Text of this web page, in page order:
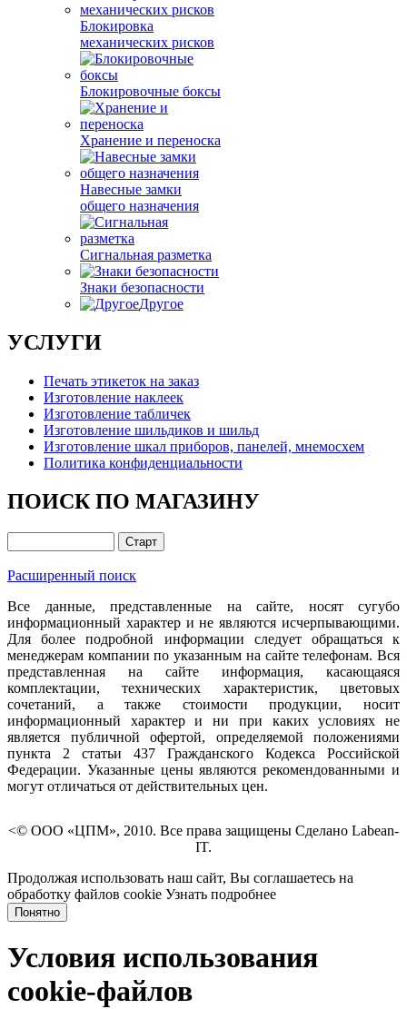
Блокировка
механических рисков
Блокировочные боксы
Хранение и переноска
Навесные замки
общего назначения
Сигнальная разметка
Знаки безопасности
Другое
УСЛУГИ
Печать этикеток на заказ
Изготовление наклеек
Изготовление табличек
Изготовление шильдиков и шильд
Изготовление шкал приборов, панелей, мнемосхем
Политика конфиденциальности
ПОИСК ПО МАГАЗИНУ
Расширенный поиск
Все данные, представленные на сайте, носят сугубо
информационный характер и не являются исчерпывающими.
Для более подробной информации следует обращаться к
менеджерам компании по указанным на сайте телефонам. Вся
представленная на сайте информация, касающаяся
комплектации, технических характеристик, цветовых
сочетаний, а также стоимости продукции, носит
информационный характер и ни при каких условиях не
является публичной офертой, определяемой положениями
пункта 2 статьи 437 Гражданского Кодекса Российской
Федерации. Указанные цены являются рекомендованными и
могут отличаться от действительных цен.
<© ООО «ЦПМ», 2010. Все права защищены Сделано Labean-
IT.
Продолжая использовать наш сайт, Вы соглашаетесь на
обработку файлов cookie Узнать подробнее
Понятно
Условия использования
cookie-файлов